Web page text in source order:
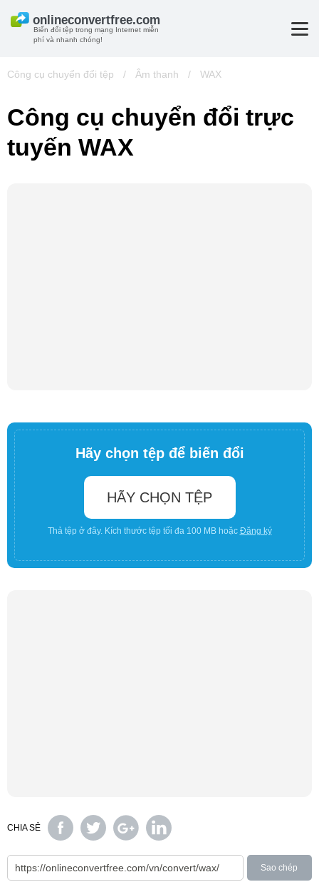
Biến đổi tệp trong mạng Internet miễn
phí và nhanh chóng!
Công cụ chuyển đổi tệp / Âm thanh / WAX
Công cụ chuyển đổi trực
tuyến WAX
Hãy chọn tệp để biến đổi
HÃY CHỌN TỆP
Thả tệp ở đây. Kích thước tệp tối đa 100 MB hoặc Đăng ký
CHIA SẺ
Sao chép